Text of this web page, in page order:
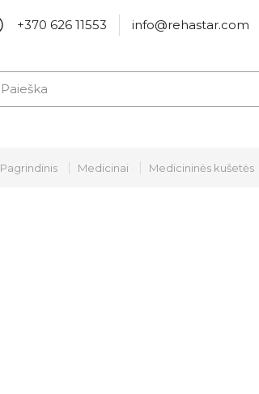
+370 626 11553 info@rehastar.com
Pagrindinis Medicinai Medicininės kušetės